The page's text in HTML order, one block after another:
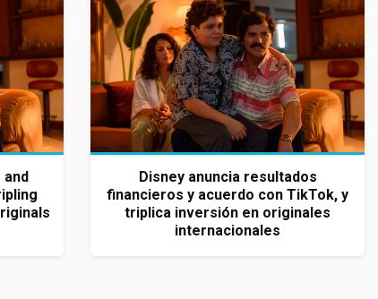
and
Disney anuncia resultados
financieros y acuerdo con TikTok, y
triplica inversión en originales
internacionales